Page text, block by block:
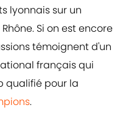
lyonnais sur un
Si on est encore
témoignent d'un
français qui
qualifié pour la
.